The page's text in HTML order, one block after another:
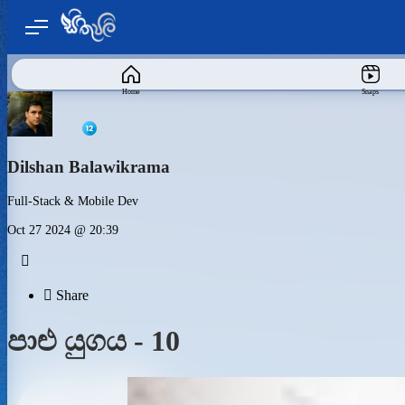
Home Snaps
Dilshan Balawikrama
Full-Stack & Mobile Dev
Oct 27 2024 @ 20:39

 Share
පාළු යුගය - 10